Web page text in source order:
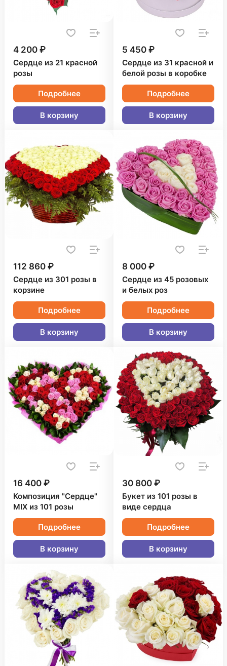
4 200 ₽
Сердце из 21 красной
розы
Подробнее
В корзину
5 450 ₽
Сердце из 31 красной и
белой розы в коробке
Подробнее
В корзину
112 860 ₽
Сердце из 301 розы в
корзине
Подробнее
В корзину
8 000 ₽
Сердце из 45 розовых
и белых роз
Подробнее
В корзину
16 400 ₽
Композиция "Сердце"
MIX из 101 розы
Подробнее
В корзину
30 800 ₽
Букет из 101 розы в
виде сердца
Подробнее
В корзину